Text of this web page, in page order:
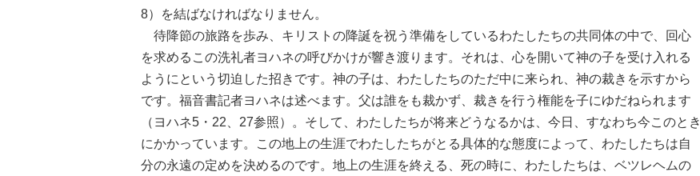
8）を結ばなければなりません。
待降節の旅路を歩み、キリストの降誕を祝う準備をしているわたしたちの共同体の中で、回心
を求めるこの洗礼者ヨハネの呼びかけが響き渡ります。それは、心を開いて神の子を受け入れる
ようにという切迫した招きです。神の子は、わたしたちのただ中に来られ、神の裁きを示すから
です。福音書記者ヨハネは述べます。父は誰をも裁かず、裁きを行う権能を子にゆだねられます
（ヨハネ5・22、27参照）。そして、わたしたちが将来どうなるかは、今日、すなわち今このとき
にかかっています。この地上の生涯でわたしたちがとる具体的な態度によって、わたしたちは自
分の永遠の定めを決めるのです。地上の生涯を終える、死の時に、わたしたちは、ベツレヘムの